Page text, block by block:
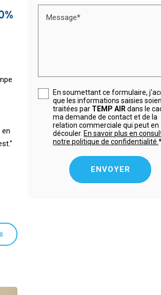
Message*
En soumettant ce formulaire,
que les informations saisies
traitées par TEMP AIR dans le
ma demande de contact et de la
relation commerciale qui peut en
découler. En savoir plus en
notre politique de confidentialité.